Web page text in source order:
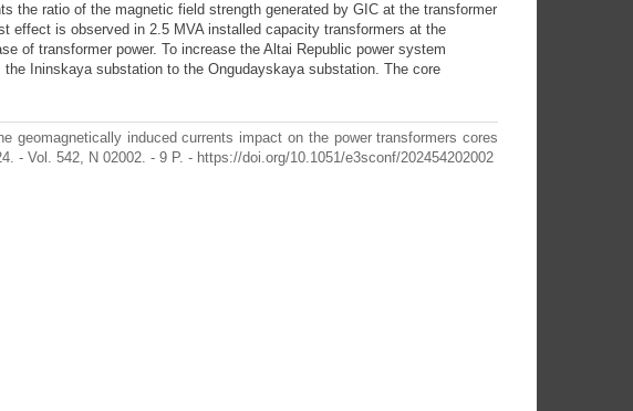
the ratio of the magnetic field strength generated by GIС at the transformer
effect is observed in 2.5 MVA installed capacity transformers at the
of transformer power. To increase the Altai Republic power system
Ininskaya substation to the Ongudayskaya substation. The core
geomagnetically induced currents impact on the power transformers cores
- Vol. 542, N 02002. - 9 P. - https://doi.org/10.1051/e3sconf/202454202002